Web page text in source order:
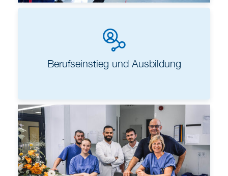
Berufseinstieg und Ausbildung
Sana als Arbeitgeber